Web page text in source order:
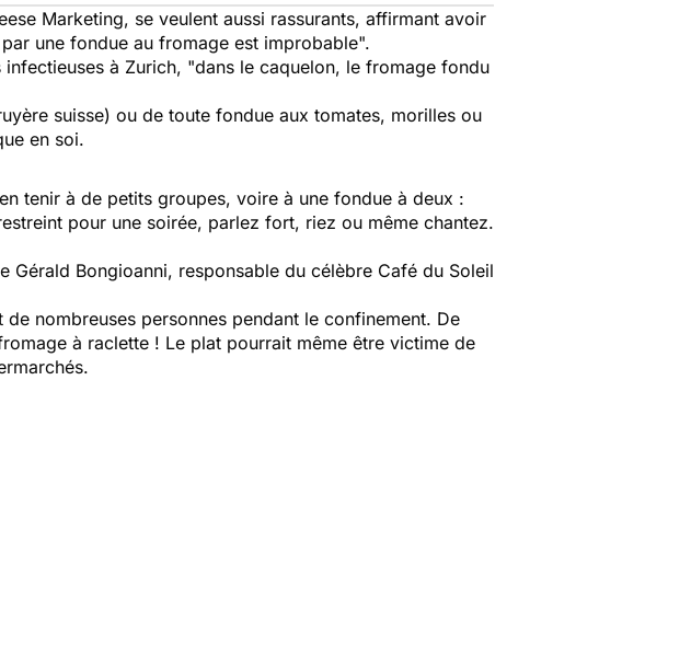
Marketing, se veulent aussi rassurants, affirmant avoir
une fondue au fromage est improbable".
à Zurich, "dans le caquelon, le fromage fondu
suisse) ou de toute fondue aux tomates, morilles ou
en soi.
tenir à de petits groupes, voire à une fondue à deux :
pour une soirée, parlez fort, riez ou même chantez.
Bongioanni, responsable du célèbre Café du Soleil
nombreuses personnes pendant le confinement. De
à raclette ! Le plat pourrait même être victime de